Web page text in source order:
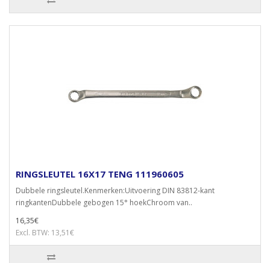
RINGSLEUTEL 16X17 TENG 111960605
Dubbele ringsleutel.Kenmerken:Uitvoering DIN 83812-kant
ringkantenDubbele gebogen 15° hoekChroom van..
16,35€
Excl. BTW: 13,51€